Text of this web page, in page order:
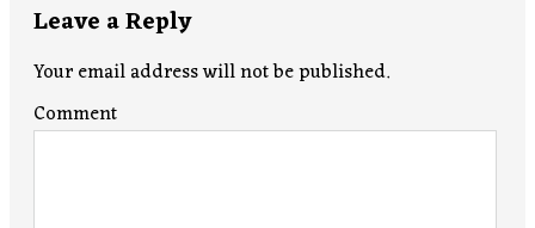
Leave a Reply
Your email address will not be published.
Comment